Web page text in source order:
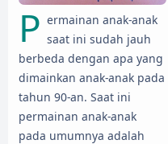
P ermainan anak-anak
saat ini sudah jauh
berbeda dengan apa yang
dimainkan anak-anak pada
tahun 90-an. Saat ini
permainan anak-anak
pada umumnya adalah